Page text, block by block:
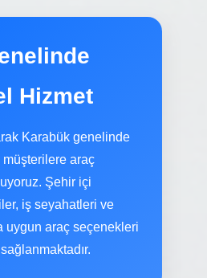
Hizmet
Karabük genelinde
araç
Şehir içi
iş seyahatleri ve
uygun araç seçenekleri